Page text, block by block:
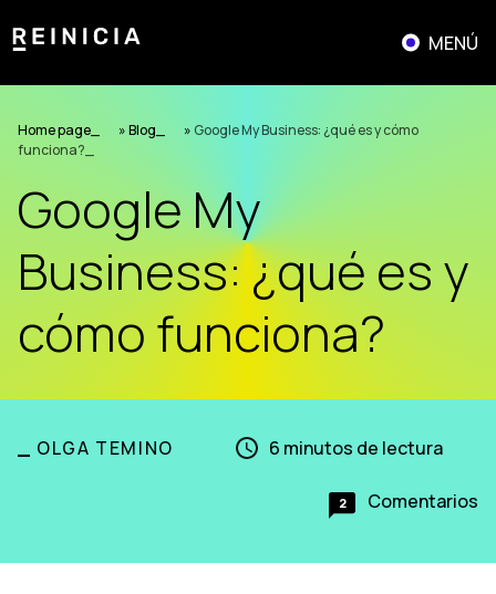
al
MENÚ
Home page »Blog » Google My Business: ¿qué es y cómo
funciona?
Google My
Business: ¿qué es y
cómo funciona?
OLGA TEMINO 6 minutos de lectura
2 Comentarios